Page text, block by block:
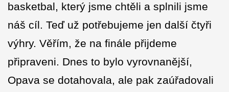
basketbal, který jsme chtěli a splnili jsme
náš cíl. Teď už potřebujeme jen další čtyři
výhry. Věřím, že na finále přijdeme
připraveni. Dnes to bylo vyrovnanější,
Opava se dotahovala, ale pak zaúřadovali